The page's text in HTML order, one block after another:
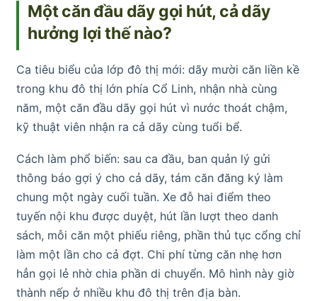
Một căn đầu dãy gọi hút, cả dãy
hưởng lợi thế nào?
Ca tiêu biểu của lớp đô thị mới: dãy mười căn liền kề
trong khu đô thị lớn phía Cổ Linh, nhận nhà cùng
năm, một căn đầu dãy gọi hút vì nước thoát chậm,
kỹ thuật viên nhận ra cả dãy cùng tuổi bể.
Cách làm phổ biến: sau ca đầu, ban quản lý gửi
thông báo gợi ý cho cả dãy, tám căn đăng ký làm
chung một ngày cuối tuần. Xe đỗ hai điểm theo
tuyến nội khu được duyệt, hút lần lượt theo danh
sách, mỗi căn một phiếu riêng, phần thủ tục cổng chỉ
làm một lần cho cả đợt. Chi phí từng căn nhẹ hơn
hẳn gọi lẻ nhờ chia phần di chuyển. Mô hình này giờ
thành nếp ở nhiều khu đô thị trên địa bàn.